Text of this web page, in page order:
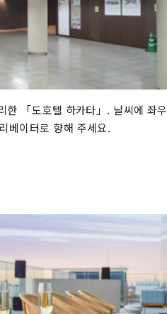
한 「도호텔 하카타」. 날씨에 좌우
베이터로 향해 주세요.